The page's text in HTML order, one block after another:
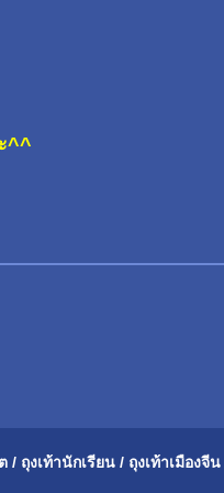
^^
/ ถุงเท้านักเรียน/ ถุงเท้าเมืองจีน